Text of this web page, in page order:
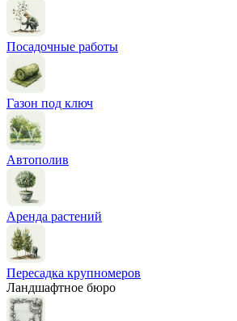
Посадочные работы
Газон под ключ
Автополив
Аренда растений
Пересадка крупномеров
Ландшафтное бюро